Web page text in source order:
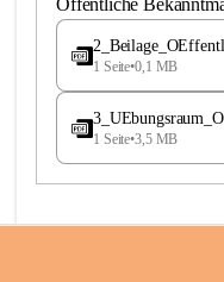
e
a
Öffentliche
1 Seite•0,1 MB
1 Seite•3,5 MB